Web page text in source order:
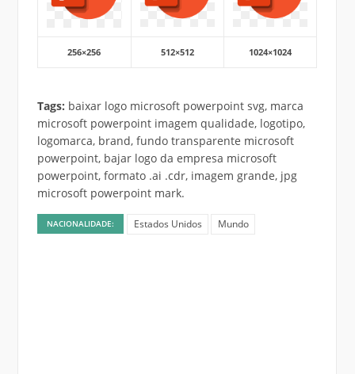
256×256 512×512 1024×1024
Tags: baixar logo microsoft powerpoint svg, marca
microsoft powerpoint imagem qualidade, logotipo,
logomarca, brand, fundo transparente microsoft
powerpoint, bajar logo da empresa microsoft
powerpoint, formato .ai .cdr, imagem grande, jpg
microsoft powerpoint mark.
NACIONALIDADE: Estados Unidos Mundo